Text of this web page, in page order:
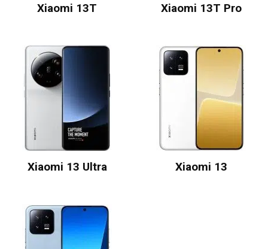
Xiaomi 13T Xiaomi 13T Pro
Xiaomi 13 Ultra Xiaomi 13